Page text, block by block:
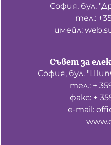
София, бул.
тел.:
имейл:
Съвет за
София, бул.
тел.: +
факс: +
е-mail: